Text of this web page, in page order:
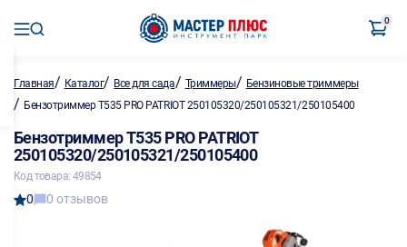
0
Главная/ Каталог/ Все для сада/ Триммеры/ Бензиновые триммеры
/ Бензотриммер T535 PRO PATRIOT 250105320/250105321/250105400
Бензотриммер T535 PRO PATRIOT
250105320/250105321/250105400
Код товара: 49854
0 0 отзывов